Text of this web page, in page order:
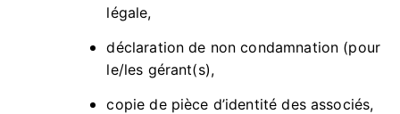
légale,
déclaration de non condamnation (pour
le/les gérant(s),
copie de pièce d’identité des associés,